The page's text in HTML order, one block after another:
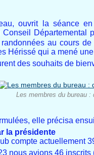
ouvrit la séance
Départemental
au cours
Hérissé qui a mené
des souhaits de
Les membres du bureau
elle précisa
la présidente
compte actuellement
nous avions 46 inscrits